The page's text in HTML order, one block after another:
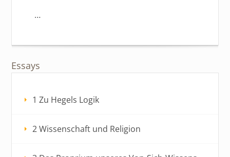
…
Essays
1 Zu Hegels Logik
2 Wissenschaft und Religion